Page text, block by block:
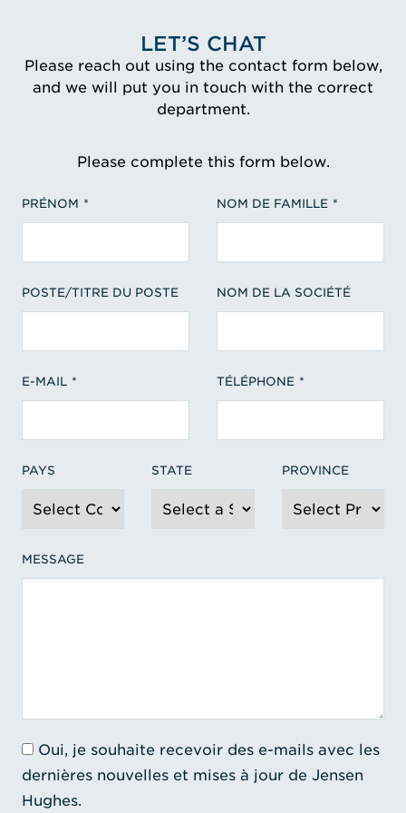
LET’S CHAT
Please reach out using the contact form below,
and we will put you in touch with the correct
department.
Please complete this form below.
PRÉNOM NOM DE FAMILLE
POSTE/TITRE DU POSTE NOM DE LA SOCIÉTÉ
E-MAIL TÉLÉPHONE
PAYS STATE PROVINCE
MESSAGE
Oui, je souhaite recevoir des e-mails avec les
dernières nouvelles et mises à jour de Jensen
Hughes.